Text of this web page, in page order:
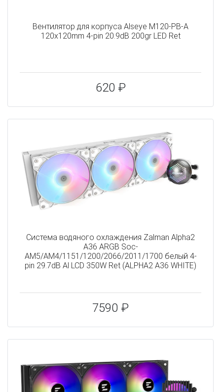
Вентилятор для корпуса Alseye M120-PB-A
120x120mm 4-pin 20.9dB 200gr LED Ret
620 ₽
Система водяного охлаждения Zalman Alpha2
A36 ARGB Soc-
AM5/AM4/1151/1200/2066/2011/1700 белый 4-
pin 29.7dB Al LCD 350W Ret (ALPHA2 A36 WHITE)
7590 ₽